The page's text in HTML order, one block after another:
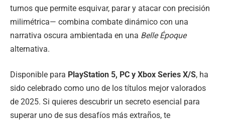
turnos que permite esquivar, parar y atacar con precisión
milimétrica— combina combate dinámico con una
narrativa oscura ambientada en una Belle Époque
alternativa.
Disponible para PlayStation 5, PC y Xbox Series X/S, ha
sido celebrado como uno de los títulos mejor valorados
de 2025. Si quieres descubrir un secreto esencial para
superar uno de sus desafíos más extraños, te